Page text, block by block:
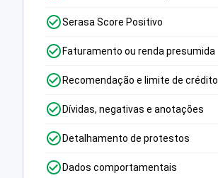
Serasa Score Positivo
Faturamento ou renda presumida
Recomendação e limite de crédito
Dívidas, negativas e anotações
Detalhamento de protestos
Dados comportamentais